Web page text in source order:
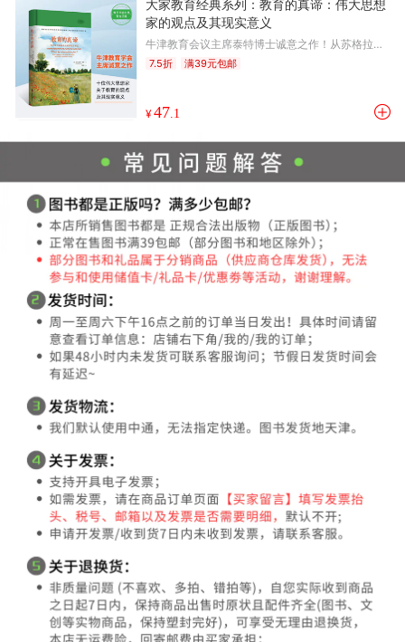
大家教育经典系列：教育的真谛：伟大思想
家的观点及其现实意义
牛津教育会议主席泰特博士诚意之作！从苏格拉
底、柏拉图到阿伦特，撷取2500年来西方教育思想
精华，回应当下教育的一系列问题，为当代教育找
7.5折 满39元包邮
¥47 .1